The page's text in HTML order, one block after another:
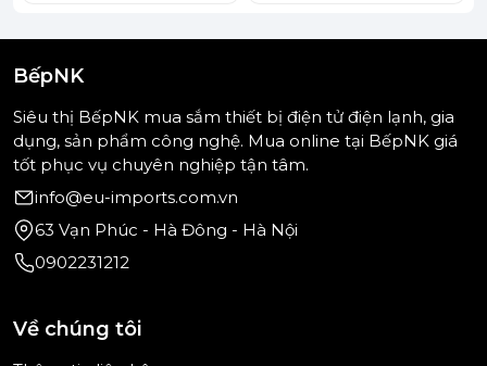
- Mặt bếp làm từ chất liệu kính Gốm – Thủy tinh
(Đức) sáng bóng, chịu nhiệt cao, sử dụng bền bỉ,
BếpNK
Siêu thị BếpNK mua sắm thiết bị điện tử điện lạnh, gia
dụng, sản phẩm công nghệ. Mua online tại BếpNK giá
tốt phục vụ chuyên nghiệp tận tâm.
info@eu-imports.com.vn
63 Vạn Phúc - Hà Đông - Hà Nội
0902231212
Về chúng tôi